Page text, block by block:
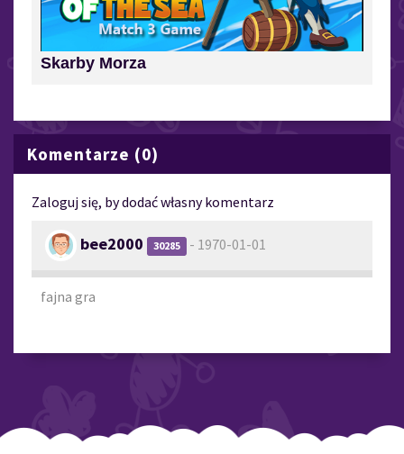
Skarby Morza
Komentarze (0)
Zaloguj się, by dodać własny komentarz
bee2000 30285 - 1970-01-01
fajna gra